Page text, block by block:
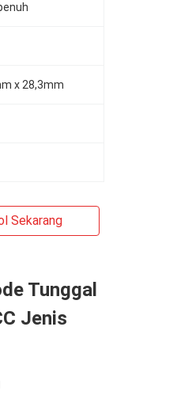
x 28,3mm
Sekarang
Tunggal
Jenis